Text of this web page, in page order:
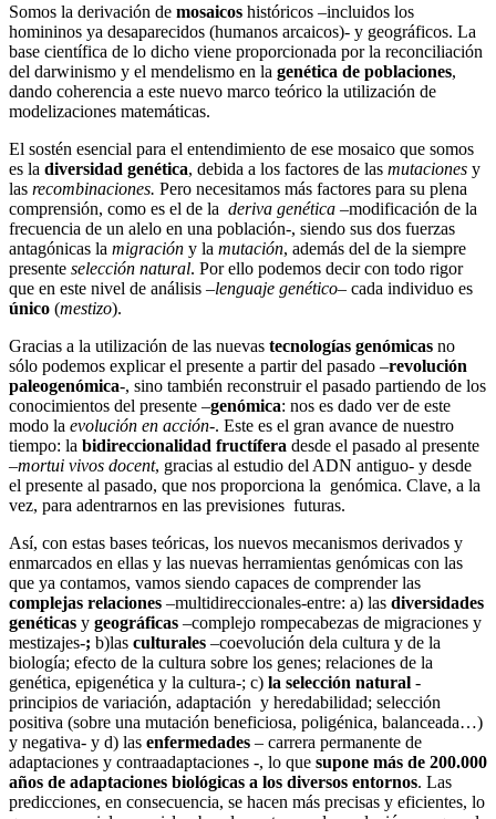
Somos la derivación de mosaicos históricos –incluidos los
homininos ya desaparecidos (humanos arcaicos)- y geográficos. La
base científica de lo dicho viene proporcionada por la reconciliación
del darwinismo y el mendelismo en la genética de poblaciones,
dando coherencia a este nuevo marco teórico la utilización de
modelizaciones matemáticas.
El sostén esencial para el entendimiento de ese mosaico que somos
es la diversidad genética, debida a los factores de las mutaciones y
las recombinaciones. Pero necesitamos más factores para su plena
comprensión, como es el de la deriva genética –modificación de la
frecuencia de un alelo en una población-, siendo sus dos fuerzas
antagónicas la migración y la mutación, además del de la siempre
presente selección natural. Por ello podemos decir con todo rigor
que en este nivel de análisis –lenguaje genético– cada individuo es
único (mestizo).
Gracias a la utilización de las nuevas tecnologías genómicas no
sólo podemos explicar el presente a partir del pasado –revolución
paleogenómica-, sino también reconstruir el pasado partiendo de los
conocimientos del presente –genómica: nos es dado ver de este
modo la evolución en acción-. Este es el gran avance de nuestro
tiempo: la bidireccionalidad fructífera desde el pasado al presente
–mortui vivos docent, gracias al estudio del ADN antiguo- y desde
el presente al pasado, que nos proporciona la genómica. Clave, a la
vez, para adentrarnos en las previsiones futuras.
Así, con estas bases teóricas, los nuevos mecanismos derivados y
enmarcados en ellas y las nuevas herramientas genómicas con las
que ya contamos, vamos siendo capaces de comprender las
complejas relaciones –multidireccionales-entre: a) las diversidades
genéticas y geográficas –complejo rompecabezas de migraciones y
mestizajes-; b)las culturales –coevolución dela cultura y de la
biología; efecto de la cultura sobre los genes; relaciones de la
genética, epigenética y la cultura-; c) la selección natural -
principios de variación, adaptación y heredabilidad; selección
positiva (sobre una mutación beneficiosa, poligénica, balanceada…)
y negativa- y d) las enfermedades – carrera permanente de
adaptaciones y contraadaptaciones -, lo que supone más de 200.000
años de adaptaciones biológicas a los diversos entornos. Las
predicciones, en consecuencia, se hacen más precisas y eficientes, lo